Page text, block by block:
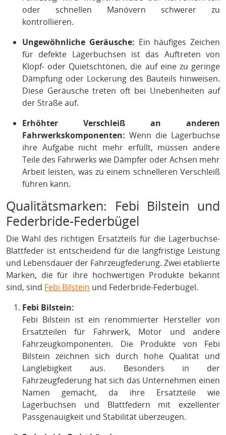
oder schnellen Manövern schwerer zu
kontrollieren.
Ungewöhnliche Geräusche: Ein häufiges Zeichen
für defekte Lagerbuchsen ist das Auftreten von
Klopf- oder Quietschtönen, die auf eine zu geringe
Dämpfung oder Lockerung des Bauteils hinweisen.
Diese Geräusche treten oft bei Unebenheiten auf
der Straße auf.
Erhöhter Verschleiß an anderen
Fahrwerkskomponenten: Wenn die Lagerbuchse
ihre Aufgabe nicht mehr erfüllt, müssen andere
Teile des Fahrwerks wie Dämpfer oder Achsen mehr
Arbeit leisten, was zu einem schnelleren Verschleiß
führen kann.
Qualitätsmarken: Febi Bilstein und
Federbride-Federbügel
Die Wahl des richtigen Ersatzteils für die Lagerbuchse-
Blattfeder ist entscheidend für die langfristige Leistung
und Lebensdauer der Fahrzeugfederung. Zwei etablierte
Marken, die für ihre hochwertigen Produkte bekannt
sind, sind Febi Bilstein und Federbride-Federbügel.
Febi Bilstein:
Febi Bilstein ist ein renommierter Hersteller von
Ersatzteilen für Fahrwerk, Motor und andere
Fahrzeugkomponenten. Die Produkte von Febi
Bilstein zeichnen sich durch hohe Qualität und
Langlebigkeit aus. Besonders in der
Fahrzeugfederung hat sich das Unternehmen einen
Namen gemacht, da ihre Ersatzteile wie
Lagerbuchsen und Blattfedern mit exzellenter
Passgenauigkeit und Stabilität überzeugen.